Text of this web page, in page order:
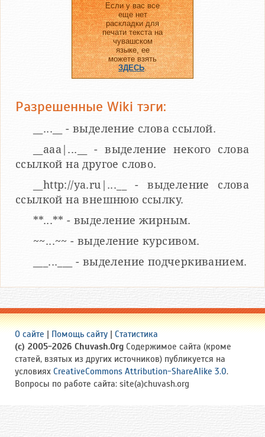
Если у вас все
еще нет
раскладки для
печати текста на
чувашском
языке, ее
можете взять
ЗДЕСЬ.
Разрешенные Wiki тэги:
__...__ - выделение слова ссылой.
__aaa|...__ - выделение некого слова
ссылкой на другое слово.
__http://ya.ru|...__ - выделение слова
ссылкой на внешнюю ссылку.
**...** - выделение жирным.
~~...~~ - выделение курсивом.
___...___ - выделение подчеркиванием.
О сайте | Помощь сайту | Статистика
(c) 2005-2026 Chuvash.Org Содержимое сайта (кроме
статей, взятых из других источников) публикуется на
условиях CreativeCommons Attribution-ShareAlike 3.0.
Вопросы по работе сайта: site(a)chuvash.org